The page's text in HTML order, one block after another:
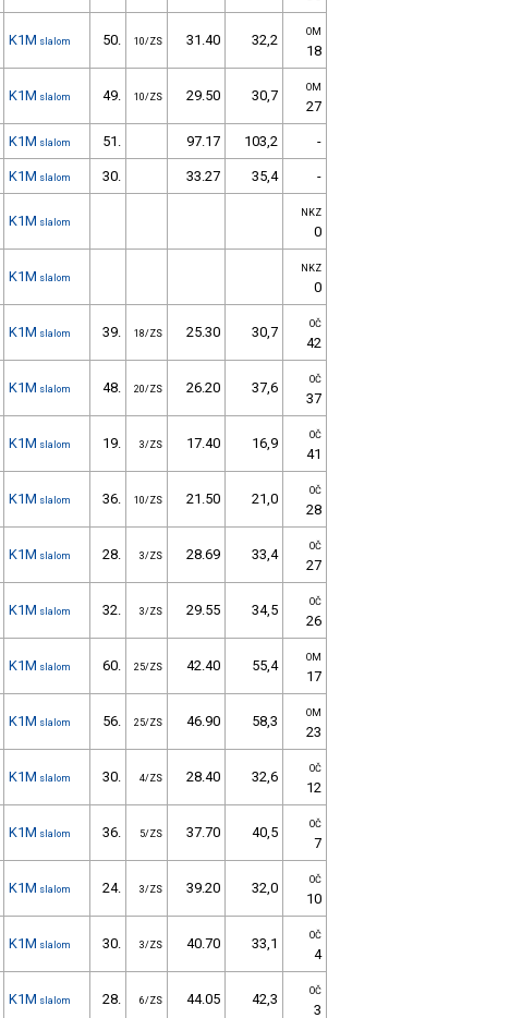
K1M slalom 50. 10/ZS 31.40 32,2 OM
18
K1M slalom 49. 10/ZS 29.50 30,7 OM
27
K1M slalom 51. 97.17 103,2 -
K1M slalom 30. 33.27 35,4 -
K1M slalom
NKZ
0
K1M slalom
NKZ
0
K1M slalom 39. 18/ZS 25.30 30,7 OČ
42
K1M slalom 48. 20/ZS 26.20 37,6 OČ
37
K1M slalom 19. 3/ZS 17.40 16,9 OČ
41
K1M slalom 36. 10/ZS 21.50 21,0 OČ
28
K1M slalom 28. 3/ZS 28.69 33,4 OČ
27
K1M slalom 32. 3/ZS 29.55 34,5 OČ
26
K1M slalom 60. 25/ZS 42.40 55,4 OM
17
K1M slalom 56. 25/ZS 46.90 58,3 OM
23
K1M slalom 30. 4/ZS 28.40 32,6 OČ
12
K1M slalom 36. 5/ZS 37.70 40,5 OČ
7
K1M slalom 24. 3/ZS 39.20 32,0 OČ
10
K1M slalom 30. 3/ZS 40.70 33,1 OČ
4
K1M slalom 28. 6/ZS 44.05 42,3 OČ
3